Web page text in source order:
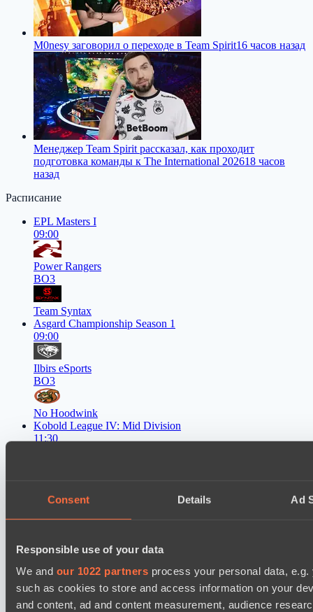
Consent Details Ad
Responsible use of your data
We and our 1022 partners process your personal data,
such as cookies to store and access information on your
and content, ad and content measurement, audience
M0nesy заговорил о переходе в Team Spirit16 часов назад
Менеджер Team Spirit рассказал, как проходит
подготовка команды к The International 202618 часов
назад
Расписание
EPL Masters I
09:00
Power Rangers
BO3
Team Syntax
Asgard Championship Season 1
09:00
Ilbirs eSports
BO3
No Hoodwink
Kobold League IV: Mid Division
11:30
Team hi
FTS
BO3